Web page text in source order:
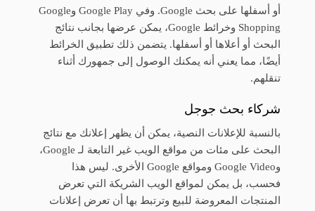
أو أسفلها على بحث Google. وفي Google Play وGoogle
Shopping وخرائط Google، يمكن عرضها بجانب نتائج
البحث أو أعلاها أو أسفلها. يتضمن ذلك تطبيق الخرائط
أيضًا، مما يعني أنه يمكنك الوصول إلى جمهورك أثناء
تنقلهم.
شركاء بحث جوجل
بالنسبة للإعلانات النصية، يمكن أن يظهر إعلانك مع نتائج
البحث على مئات من مواقع الويب غير التابعة لـ Google،
وGoogle Video ومواقع Google الأخرى. ليس هذا
فحسب، بل يمكن لمواقع الويب الشريكة التي تعرض
المنتجات المعروضة للبيع وترتبط بها أن تعرض إعلانات